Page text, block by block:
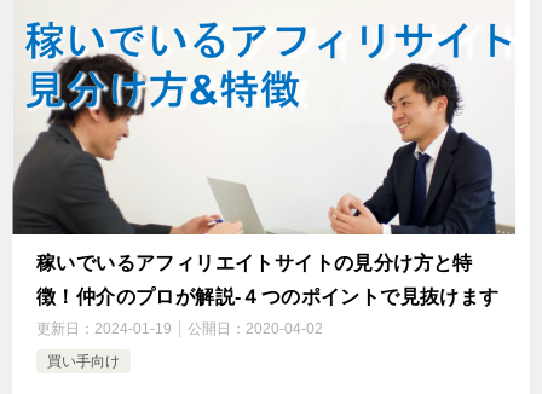
稼いでいるアフィリエイトサイトの見分け方と特
徴！仲介のプロが解説-４つのポイントで見抜けます
更新日： 2024-01-19 公開日： 2020-04-02
買い手向け